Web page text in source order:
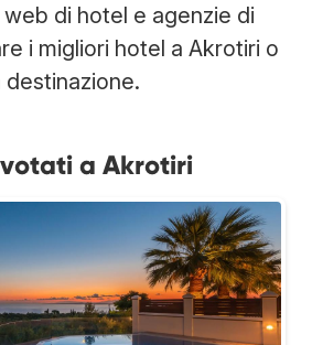
web di hotel e agenzie di
i migliori hotel a Akrotiri o
destinazione.
a Akrotiri